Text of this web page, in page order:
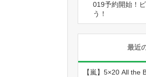
019予約開始！
う！
最近
【嵐】5×20 All the